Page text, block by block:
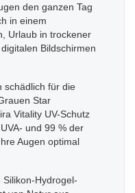
den ganzen Tag
in einem
Urlaub in trockener
Bildschirmen
schädlich für die
Star
Vitality UV-Schutz
und 99 % der
Augen optimal
Silikon-Hydrogel-